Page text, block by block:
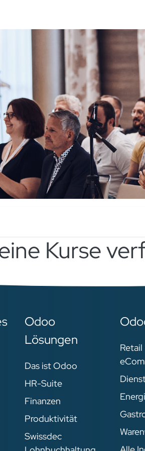
Kurse
Odoo
Lösungen
Das ist Odoo
HR-Suite
Finanzen
Produktivität
Swissdec
Retail